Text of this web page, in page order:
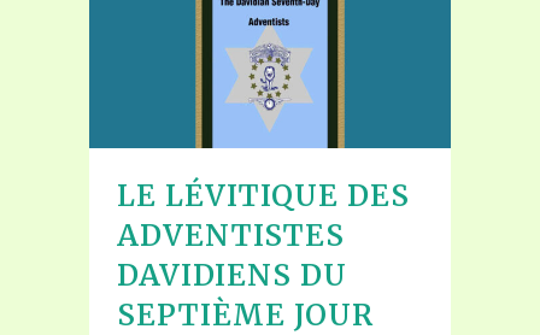
LE LÉVITIQUE DES
ADVENTISTES
DAVIDIENS DU
SEPTIÈME JOUR